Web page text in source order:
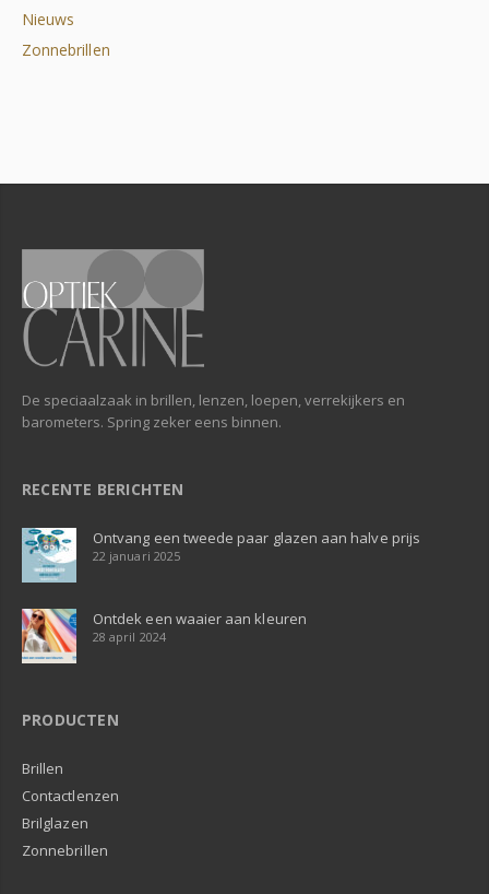
Nieuws
Zonnebrillen
De speciaalzaak in brillen, lenzen, loepen, verrekijkers en
barometers. Spring zeker eens binnen.
RECENTE BERICHTEN
Ontvang een tweede paar glazen aan halve prijs
22 januari 2025
Ontdek een waaier aan kleuren
28 april 2024
PRODUCTEN
Brillen
Contactlenzen
Brilglazen
Zonnebrillen